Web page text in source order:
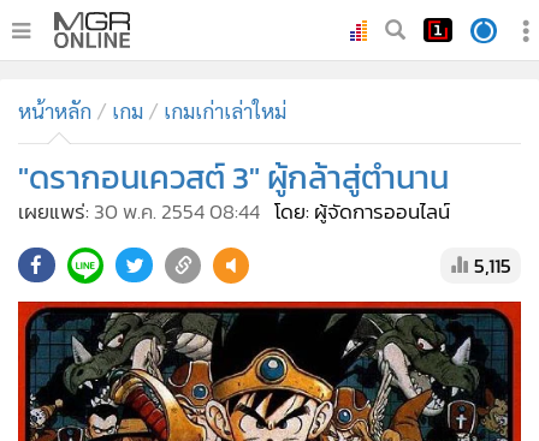
ทันเหตุการณ์
• ภาคใต้
• ภูมิภาค
• บันเทิง
• ผู้จัดการรายวัน
คอลัมนิสต์
ละคร
CbizReview
หน้าหลัก เกม เกมเก่าเล่าใหม่
"ดรากอนเควสต์ 3" ผู้กล้าสู่ตำนาน
เผยแพร่: 30 พ.ค. 2554 08:44 โดย: ผู้จัดการออนไลน์
5,115